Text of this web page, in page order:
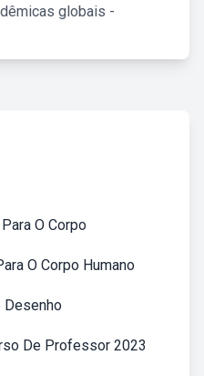
globais -
O Corpo
O Corpo Humano
Desenho
De Professor 2023